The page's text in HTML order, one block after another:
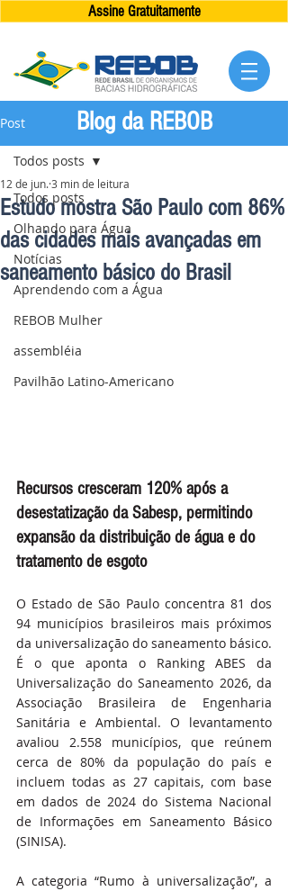
Assine Gratuitamente
Post
Todos posts
Olhando para Água
Notícias
Aprendendo com a Água
REBOB Mulher
assembléia
Pavilhão Latino-Americano
Todos posts
Estudo mostra São Paulo com 86%
das cidades mais avançadas em
saneamento básico do Brasil
12 de jun. 3 min de leitura
Recursos cresceram 120% após a
desestatização da Sabesp, permitindo
expansão da distribuição de água e do
tratamento de esgoto
O Estado de São Paulo concentra 81 dos
94 municípios brasileiros mais próximos
da universalização do saneamento básico.
É o que aponta o Ranking ABES da
Universalização do Saneamento 2026, da
Associação Brasileira de Engenharia
Sanitária e Ambiental. O levantamento
avaliou 2.558 municípios, que reúnem
cerca de 80% da população do país e
incluem todas as 27 capitais, com base
em dados de 2024 do Sistema Nacional
de Informações em Saneamento Básico
(SINISA).
A categoria “Rumo à universalização”, a
Blog da REBOB